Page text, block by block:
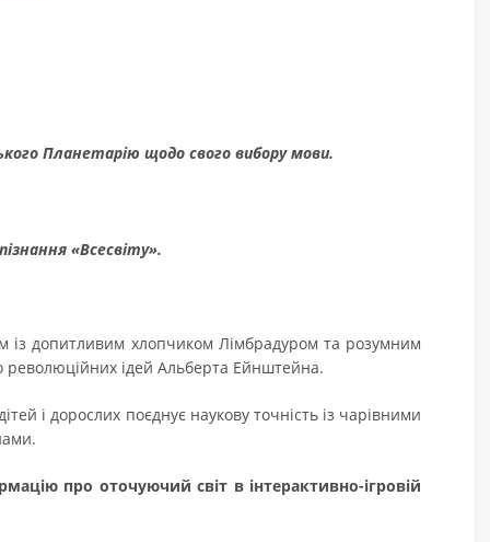
Планетарію щодо свого вибору мови.
«Всесвіту».
із допитливим хлопчиком Лімбрадуром та розумним
революційних ідей Альберта Ейнштейна.
і дорослих поєднує наукову точність із чарівними
про оточуючий світ в інтерактивно-ігровій